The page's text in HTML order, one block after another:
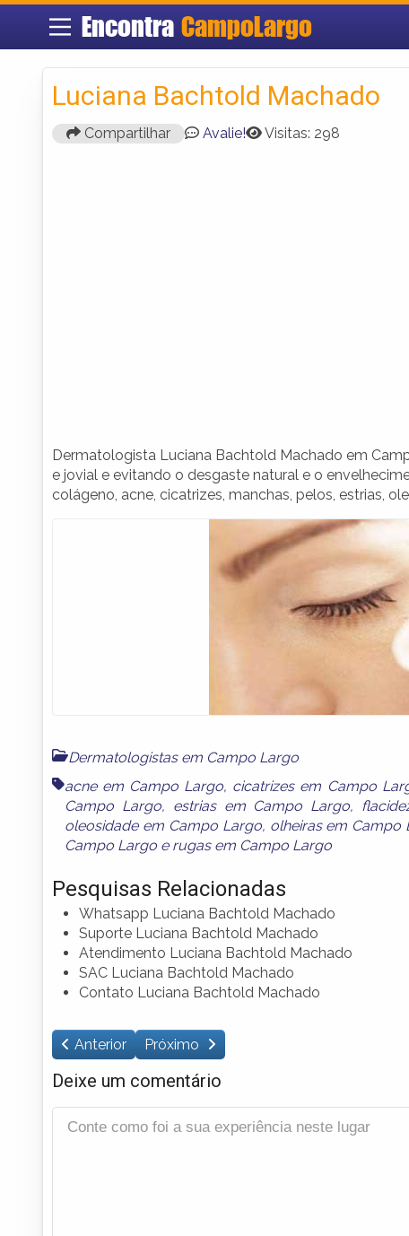
Encontra CampoLargo
Luciana Bachtold Machado
Compartilhar Avalie! Visitas: 298
Dermatologista Luciana Bachtold Machado em
e jovial e evitando o desgaste natural e o
colágeno, acne, cicatrizes, manchas, pelos, estrias,
Dermatologistas em Campo Largo
acne em Campo Largo, cicatrizes em Campo
Campo Largo, estrias em Campo Largo,
oleosidade em Campo Largo, olheiras em Campo
Campo Largo e rugas em Campo Largo
Pesquisas Relacionadas
Whatsapp Luciana Bachtold Machado
Suporte Luciana Bachtold Machado
Atendimento Luciana Bachtold Machado
SAC Luciana Bachtold Machado
Contato Luciana Bachtold Machado
Anterior Próximo
Deixe um comentário